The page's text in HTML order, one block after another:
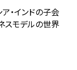
・インドの子会
スモデルの世界